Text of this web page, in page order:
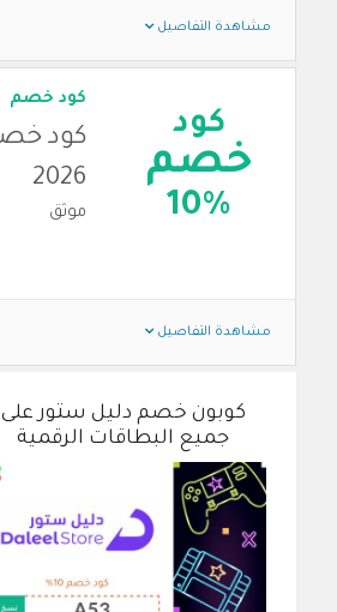
مشاهدة التفاصيل
كود
خصم
10%
كود خصم
2026
موثق
مشاهدة التفاصيل
كوبون خصم دليل ستور على
جميع البطاقات الرقمية